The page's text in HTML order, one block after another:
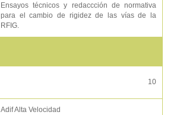
Ensayos técnicos y redaccción de normativa
para el cambio de rigidez de las vías de la
RFIG.
10
Adif Alta Velocidad